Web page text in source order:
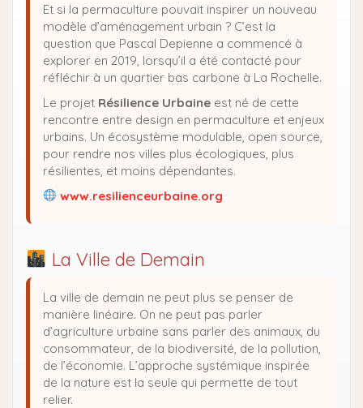
Et si la permaculture pouvait inspirer un nouveau
modèle d’aménagement urbain ? C’est la
question que Pascal Depienne a commencé à
explorer en 2019, lorsqu’il a été contacté pour
réfléchir à un quartier bas carbone à La Rochelle.
Le projet Résilience Urbaine est né de cette
rencontre entre design en permaculture et enjeux
urbains. Un écosystème modulable, open source,
pour rendre nos villes plus écologiques, plus
résilientes, et moins dépendantes.
www.resilienceurbaine.org
La Ville de Demain
La ville de demain ne peut plus se penser de
manière linéaire. On ne peut pas parler
d’agriculture urbaine sans parler des animaux, du
consommateur, de la biodiversité, de la pollution,
de l’économie. L’approche systémique inspirée
de la nature est la seule qui permette de tout
relier.